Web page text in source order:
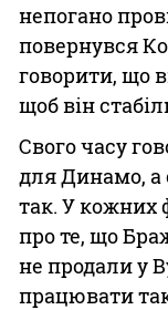
непогано
повернувся
говорити, що
щоб він
Свого часу
для Динамо, а
так. У кожних
про те, що
не продали у
працювати